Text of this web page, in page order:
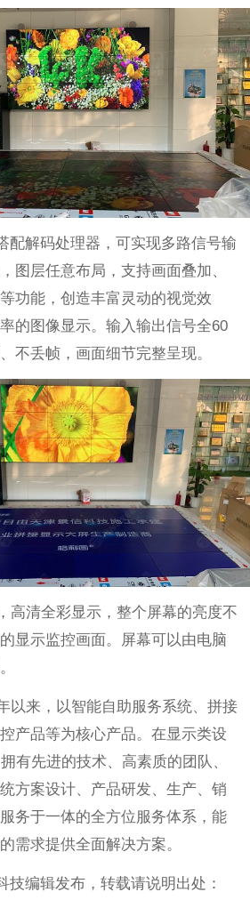
配解码处理器，可实现多路信号输
图层任意布局，支持画面叠加、
功能，创造丰富灵动的视觉效
的图像显示。输入输出信号全60
不丢帧，画面细节完整呈现。
高清全彩显示，整个屏幕的亮度不
显示监控画面。屏幕可以由电脑
以来，以智能自助服务系统、拼接
产品等为核心产品。在显示类设
有先进的技术、高素质的团队、
方案设计、产品研发、生产、销
务于一体的全方位服务体系，能
需求提供全面解决方案。
技编辑发布，转载请说明出处：